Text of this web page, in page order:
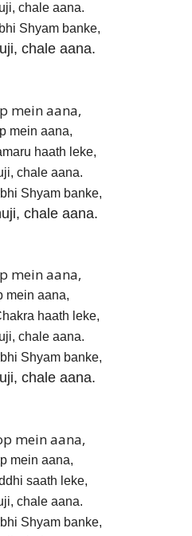
chale aana.
Shyam banke,
chale aana.
mein aana,
mein aana,
haath leke,
chale aana.
Shyam banke,
chale aana.
mein aana,
mein aana,
haath leke,
chale aana.
Shyam banke,
chale aana.
mein aana,
mein aana,
saath leke,
chale aana.
Shyam banke,